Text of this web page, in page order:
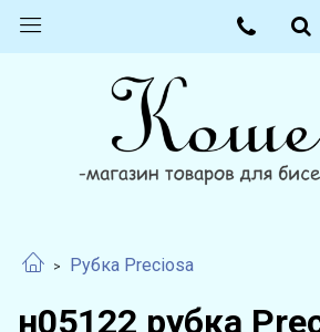
Рубка Preciosa
н05122 рубка